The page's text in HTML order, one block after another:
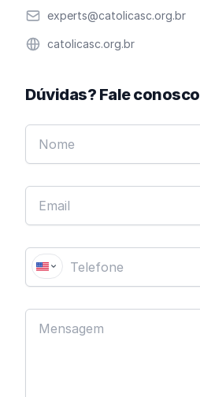
Emailexperts@catolicasc.org.br
Websitecatolicasc.org.br
Dúvidas? Fale conosco